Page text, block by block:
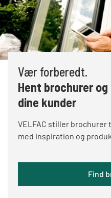
Vær forberedt.
Hent brochurer
dine kunder
VELFAC stiller brochurer
med inspiration og
Find